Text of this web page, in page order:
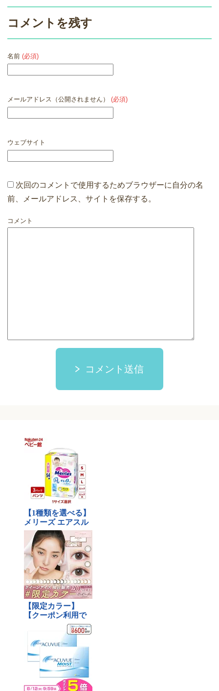
コメントを残す
名前 (必須)
メールアドレス（公開されません） (必須)
ウェブサイト
次回のコメントで使用するためブラウザーに自分の名
前、メールアドレス、サイトを保存する。
コメント
コメント送信